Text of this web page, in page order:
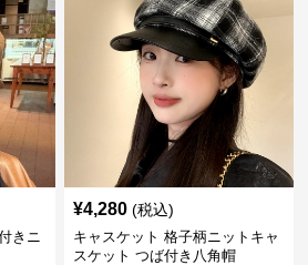
きニ
¥4,280 (税込)
キャスケット 格子柄ニットキャ
スケット つば付き八角帽